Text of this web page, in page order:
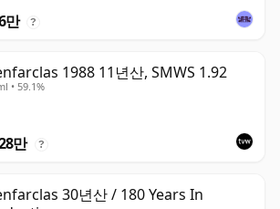
만 ?
1988 11년산, SMWS 1.92
• 59.1%
만 ?
30년산 / 180 Years In